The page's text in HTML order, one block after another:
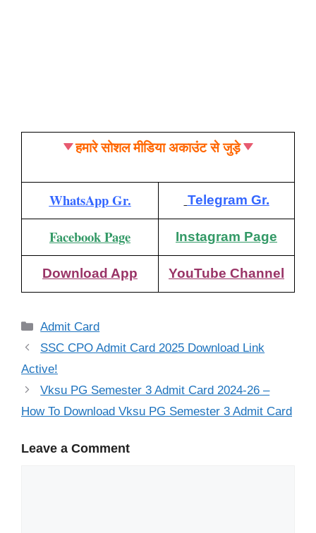
हमारे सोशल मीडिया अकाउंट से जुड़े
WhatsApp Gr. Telegram Gr.
Facebook Page Instagram Page
Download App YouTube Channel
Categories
Admit Card
SSC CPO Admit Card 2025 Download Link
Active!
Vksu PG Semester 3 Admit Card 2024-26 –
How To Download Vksu PG Semester 3 Admit Card
Leave a Comment